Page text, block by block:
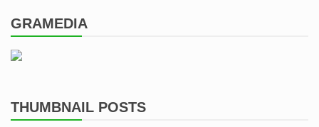
GRAMEDIA
THUMBNAIL POSTS